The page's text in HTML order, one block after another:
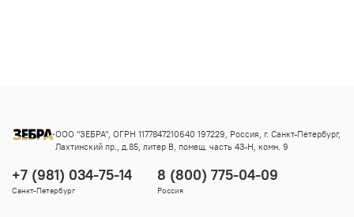
+7 (981) 034-75-14
Санкт-Петербург
8 (800) 775-04-09
Россия
ООО "ЗЕБРА", ОГРН 1177847210640 197229, Россия, г. Санкт-Петербург,
Лахтинский пр., д.85, литер В, помещ. часть 43-Н, комн. 9